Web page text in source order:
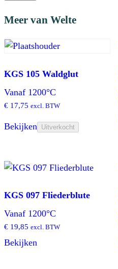
Meer van Welte
KGS 105 Waldglut
Vanaf 1200°C
€ 17,75 excl. BTW
Bekijken Uitverkocht
KGS 097 Fliederblute
Vanaf 1200°C
€ 19,85 excl. BTW
Bekijken